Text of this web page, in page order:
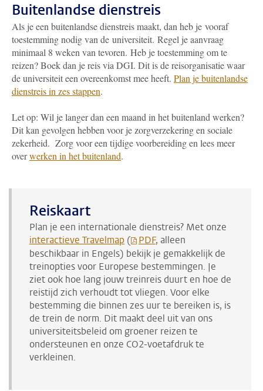
Buitenlandse dienstreis
Als je een buitenlandse dienstreis maakt, dan heb je vooraf
toestemming nodig van de universiteit. Regel je aanvraag
minimaal 8 weken van tevoren. Heb je toestemming om te
reizen? Boek dan je reis via DGI. Dit is de reisorganisatie waar
de universiteit een overeenkomst mee heeft. Plan je buitenlandse
dienstreis in zes stappen.
Let op: Wil je langer dan een maand in het buitenland werken?
Dit kan gevolgen hebben voor je zorgverzekering en sociale
zekerheid. Zorg voor een tijdige voorbereiding en lees meer
overwerken in het buitenland.
Reiskaart
Plan je een internationale dienstreis? Met onze
interactieve Travelmap ( PDF, alleen
beschikbaar in Engels) bekijk je gemakkelijk de
treinopties voor Europese bestemmingen. Je
ziet ook hoe lang jouw treinreis duurt en hoe de
reistijd zich verhoudt tot vliegen. Voor elke
bestemming die binnen zes uur te bereiken is, is
de trein de norm. Dit maakt deel uit van ons
universiteitsbeleid om groener reizen te
ondersteunen en onze CO2-voetafdruk te
verkleinen.